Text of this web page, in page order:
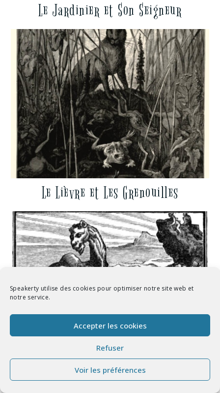
Speakerty utilise des cookies pour optimiser notre site web et
notre service.
Accepter les cookies
Refuser
Voir les préférences
Le Jardinier et Son Seigneur
Le Lièvre et Les Grenouilles
Le Chameau et Les Bâtons Flottants